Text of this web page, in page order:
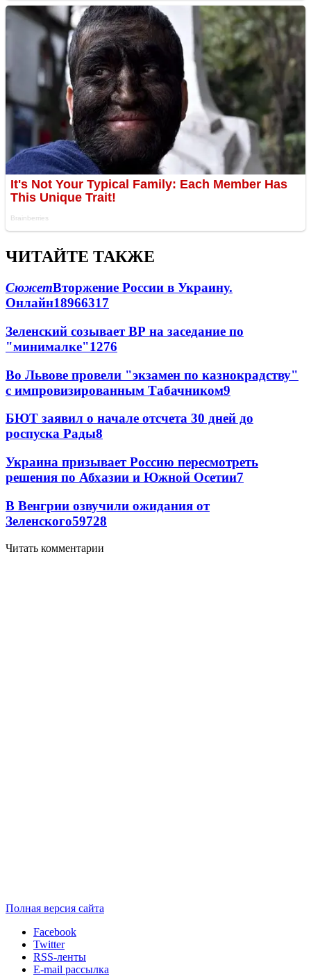
ЧИТАЙТЕ ТАКЖЕ
СюжетВторжение России в Украину.
Онлайн18966317
Зеленский созывает ВР на заседание по
"минималке"1276
Во Львове провели "экзамен по казнокрадству"
с импровизированным Табачником9
БЮТ заявил о начале отсчета 30 дней до
роспуска Рады8
Украина призывает Россию пересмотреть
решения по Абхазии и Южной Осетии7
В Венгрии озвучили ожидания от
Зеленского59728
Читать комментарии
Полная версия сайта
Facebook
Twitter
RSS-ленты
E-mail рассылка